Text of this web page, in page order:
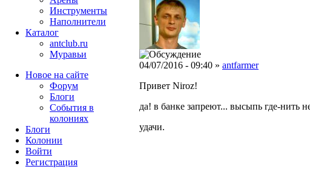
04/07/2016 - 09:40 » antfarmer
Привет Niroz!
да! в банке запреют... высыпь где-нить
удачи.
Инструменты
Наполнители
Каталог
antclub.ru
Муравьи
Новое на сайте
Форум
Блоги
События в
колониях
Блоги
Колонии
Войти
Peгиcтpaция